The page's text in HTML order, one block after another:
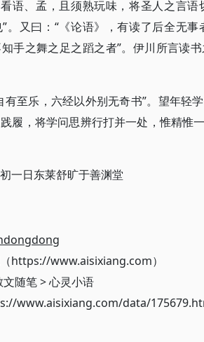
语、孟，且须熟玩味，将圣人之言
。又曰：“《论语》，有读了后全无
手之舞之足之蹈之者”。伊川所言读
有至乐，六经以外别无奇书”。望年轻
履，将学问思辨行打并一处，惟精惟
一日东莱舒旷于善渊堂
https://www.aisixiang.com）
文随笔>心灵小语
www.aisixiang.com/data/